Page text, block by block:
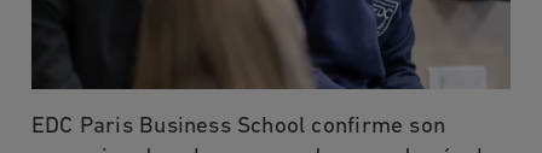
EDC Paris Business School confirme son